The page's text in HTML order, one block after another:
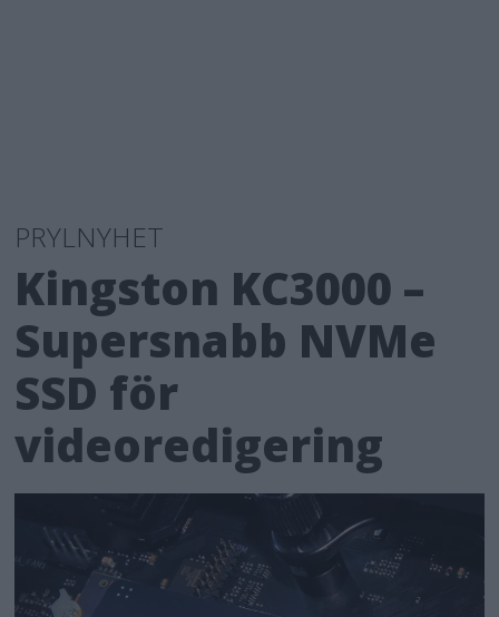
PRYLNYHET
Kingston KC3000 –
Supersnabb NVMe
SSD för
videoredigering